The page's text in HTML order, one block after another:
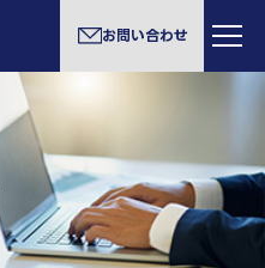
お問い合わせ